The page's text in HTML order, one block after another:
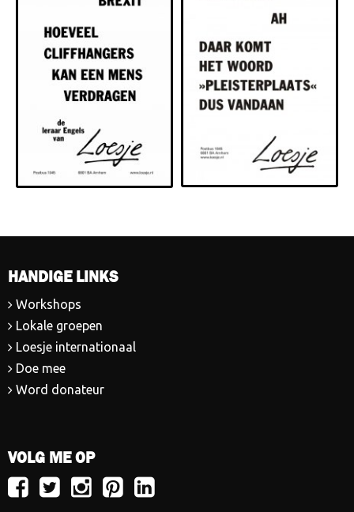
HANDIGE LINKS
Workshops
Lokale groepen
Loesje internationaal
Doe mee
Word donateur
VOLG ME OP
VolgVolgVolgVolgVolg